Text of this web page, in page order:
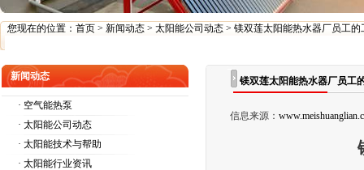
您现在的位置： 首页 > 新闻动态 > 太阳能公司动态 > 镁双莲太阳能热水器厂员工的
新闻动态
· 空气能热泵
· 太阳能公司动态
· 太阳能技术与帮助
· 太阳能行业资讯
镁双莲太阳能热水器厂员工
信息来源：